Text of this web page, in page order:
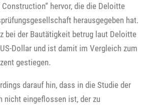
hervor, die die Deloitte
herausgegeben hat.
bei der Bautätigkeit betrug laut Deloitte
Dollar und ist damit im Vergleich zum
gestiegen.
darauf hin, dass in die Studie der
nicht eingeflossen ist, der zu